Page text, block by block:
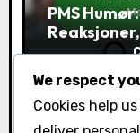
PMS
Innsikter
We respect
Cookies help